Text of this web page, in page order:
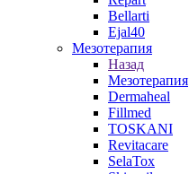
Bellarti
Ejal40
Мезотерапия
Назад
Мезотерапия
Dermaheal
Fillmed
TOSKANI
Revitacare
SelaTox